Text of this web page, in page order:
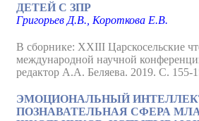
ДЕТЕЙ С ЗПР
Григорьев Д.В., Короткова Е.В.
В сборнике: XXIII Царскосельские
международной научной
редактор А.А. Беляева. 2019. С. 155-
ЭМОЦИОНАЛЬНЫЙ
ПОЗНАВАТЕЛЬНАЯ СФЕРА